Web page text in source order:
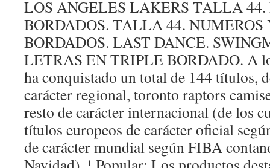
LOS ANGELES LAKERS TALLA 44.
BORDADOS. TALLA 44.
BORDADOS. LAST DANCE.
LETRAS EN TRIPLE BORDADO. A
ha conquistado un total de 144 títulos,
carácter regional, toronto raptors
resto de carácter internacional (de los
títulos europeos de carácter oficial
de carácter mundial según FIBA